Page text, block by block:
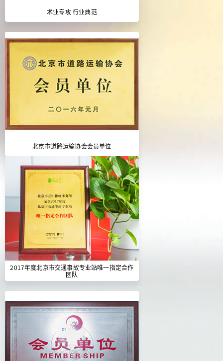
术业专攻 行业典范
北京市道路运输协会会员单位
2017年度北京市交通事故专业站唯一指定合作
团队